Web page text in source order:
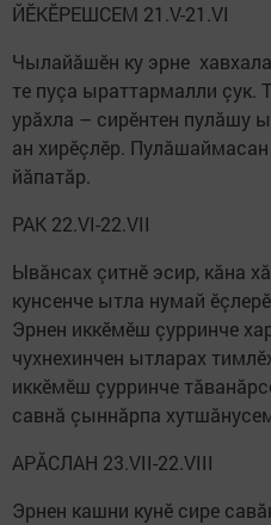
ЙӖКӖРЕШСЕМ 21.V-21.VI
Чылайăшӗн ку эрне
те пуçа ыраттармалли çук.
урăхла – сирӗнтен пулăшу
ан хирӗçлӗр.
йăпатăр.
РАК 22.VI-22.VII
Ывăнсах çитнӗ эсир, кăна
кунсенче ытла нумай
Эрнен иккӗмӗш çурринче
чухнехинчен ытларах
иккӗмӗш çурринче
савнă çыннăрпа
АРĂСЛАН 23.VII-22.VIII
Эрнен кашни кунӗ сире